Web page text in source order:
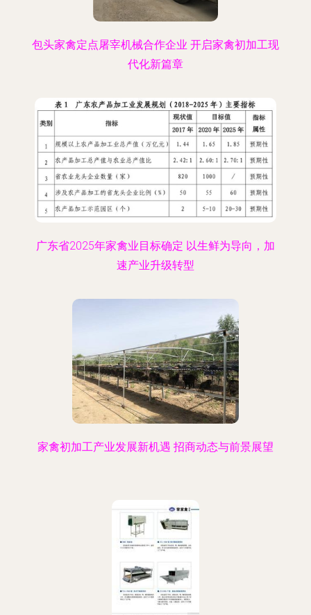
包头家禽定点屠宰机械合作企业 开启家禽初加工现
代化新篇章
广东省2025年家禽业目标确定 以生鲜为导向，加
速产业升级转型
家禽初加工产业发展新机遇 招商动态与前景展望